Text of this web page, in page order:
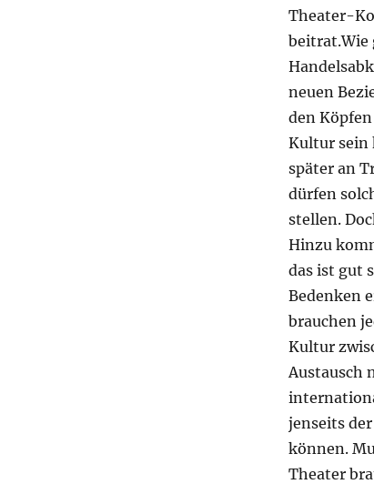
Theater-
beitrat.Wie
neuen
den
Kultur sein
später an
dürfen
stellen.
Hinzu
das ist gut
Bedenken
brauchen
Kultur
Austausch
jenseits
können.
Theater